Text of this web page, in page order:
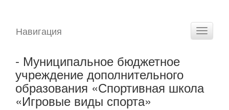
Toggle
Навигация
- Муниципальное бюджетное
учреждение дополнительного
образования «Спортивная школа
«Игровые виды спорта»